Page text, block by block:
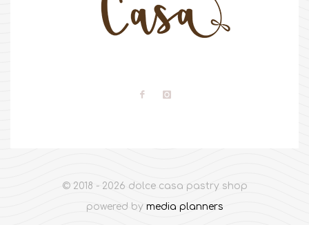
© 2018 - 2026 dolce casa pastry shop
powered by media planners